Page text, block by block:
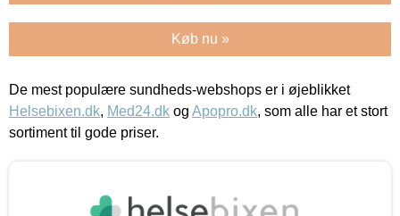
Køb nu »
De mest populære sundheds-webshops er i øjeblikket
Helsebixen.dk, Med24.dk og Apopro.dk, som alle har et stort
sortiment til gode priser.